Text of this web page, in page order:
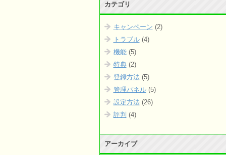
カテゴリ
キャンペーン (2)
トラブル(4)
機能(5)
特典(2)
登録方法(5)
管理パネル(5)
設定方法(26)
評判 (4)
アーカイブ